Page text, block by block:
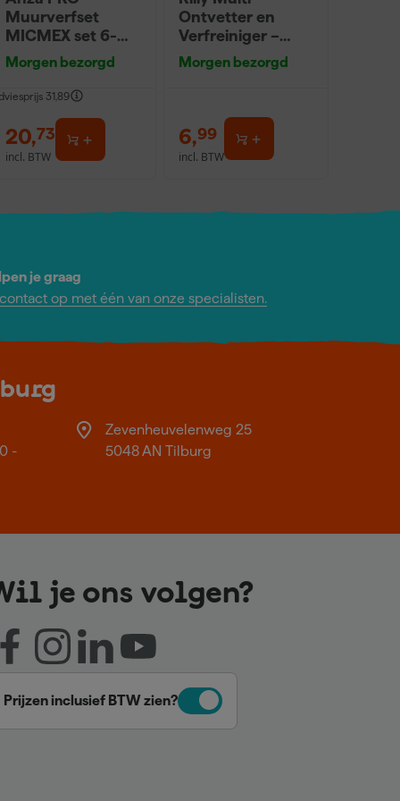
Muurverfset
MICMEX set 6-
delig
Morgen bezorgd
31,89
20,73
incl. BTW
Ontvetter en
Verfreiniger –
0,5L
Morgen bezorgd
6,99
incl. BTW
je graag
op met één van onze specialisten.
-
Zevenheuvelenweg 25
5048 AN Tilburg
je ons volgen?
Prijzen inclusief BTW zien?